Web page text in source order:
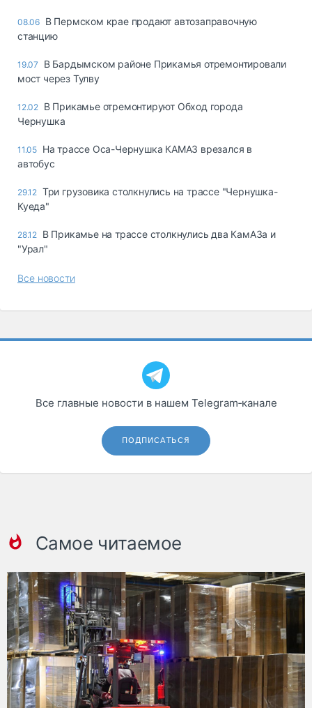
Спецтехника
запчасти, шины
08.06 В Пермском крае продают автозаправочную
станцию
19.07
В Бардымском районе Прикамья отремонтировали
мост через Тулву
12.02 В Прикамье отремонтируют Обход города
Чернушка
11.05 На трассе Оса-Чернушка КАМАЗ врезался в
автобус
29.12 Три грузовика столкнулись на трассе "Чернушка-
Куеда"
28.12 В Прикамье на трассе столкнулись два КамАЗа и
"Урал"
Все новости
Все главные новости в нашем Telegram‑канале
ПОДПИСАТЬСЯ
Самое читаемое